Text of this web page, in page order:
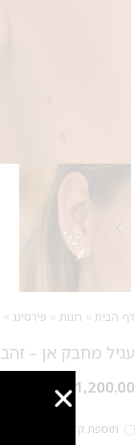
דף הבית » חנות » פירסינג »
עגיל מחבק אן – זהב 14 קראט מלא
₪1,200.00
תוספת קליפס 20 ₪